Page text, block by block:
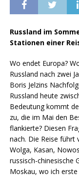
Russland im
Stationen einer
Wo endet Europa?
Russland nach zwei
Boris Jelzins
Russland heute
Bedeutung kommt
zu, die im Mai den
flankierte? Diesen
nach. Die Reise führt
Wolga, Kasan,
russisch-chinesische
Moskau, wo ich